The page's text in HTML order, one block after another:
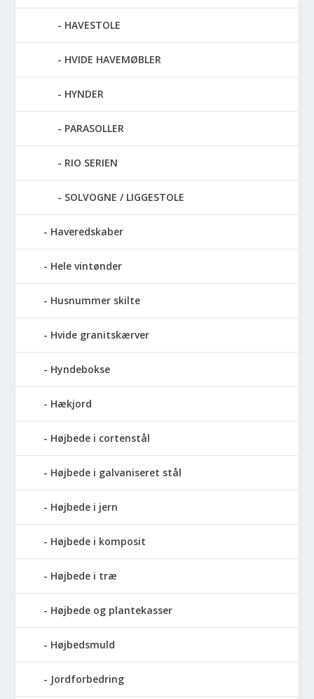
HAVESTOLE
HVIDE HAVEMØBLER
HYNDER
PARASOLLER
RIO SERIEN
SOLVOGNE / LIGGESTOLE
Haveredskaber
Hele vintønder
Husnummer skilte
Hvide granitskærver
Hyndebokse
Hækjord
Højbede i cortenstål
Højbede i galvaniseret stål
Højbede i jern
Højbede i komposit
Højbede i træ
Højbede og plantekasser
Højbedsmuld
Jordforbedring